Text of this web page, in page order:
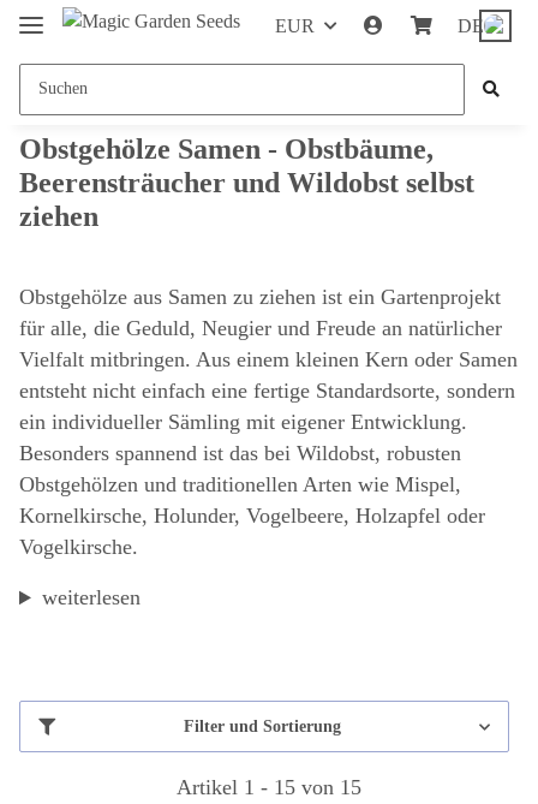
EUR DE
Obstgehölze Samen - Obstbäume,
Beerensträucher und Wildobst selbst
ziehen
Obstgehölze aus Samen zu ziehen ist ein Gartenprojekt
für alle, die Geduld, Neugier und Freude an natürlicher
Vielfalt mitbringen. Aus einem kleinen Kern oder Samen
entsteht nicht einfach eine fertige Standardsorte, sondern
ein individueller Sämling mit eigener Entwicklung.
Besonders spannend ist das bei Wildobst, robusten
Obstgehölzen und traditionellen Arten wie Mispel,
Kornelkirsche, Holunder, Vogelbeere, Holzapfel oder
Vogelkirsche.
weiterlesen
Filter und Sortierung
Artikel 1 - 15 von 15